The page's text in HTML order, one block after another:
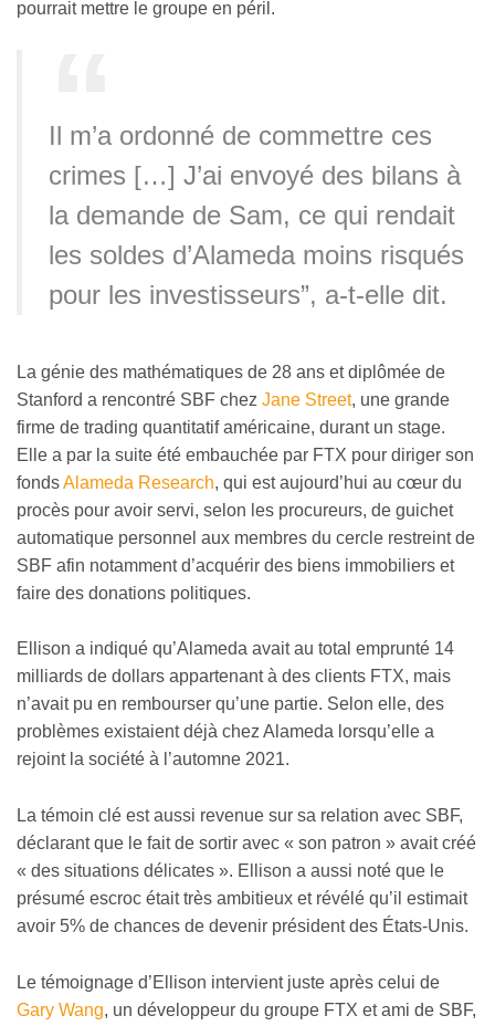
pourrait mettre le groupe en péril.
Il m’a ordonné de commettre ces
crimes […] J’ai envoyé des bilans à
la demande de Sam, ce qui rendait
les soldes d’Alameda moins risqués
pour les investisseurs”, a-t-elle dit.
La génie des mathématiques de 28 ans et diplômée de
Stanford a rencontré SBF chez Jane Street, une grande
firme de trading quantitatif américaine, durant un stage.
Elle a par la suite été embauchée par FTX pour diriger son
fondsAlameda Research, qui est aujourd’hui au cœur du
procès pour avoir servi, selon les procureurs, de guichet
automatique personnel aux membres du cercle restreint de
SBF afin notamment d’acquérir des biens immobiliers et
faire des donations politiques.
Ellison a indiqué qu’Alameda avait au total emprunté 14
milliards de dollars appartenant à des clients FTX, mais
n’avait pu en rembourser qu’une partie. Selon elle, des
problèmes existaient déjà chez Alameda lorsqu’elle a
rejoint la société à l’automne 2021.
La témoin clé est aussi revenue sur sa relation avec SBF,
déclarant que le fait de sortir avec « son patron » avait créé
« des situations délicates ». Ellison a aussi noté que le
présumé escroc était très ambitieux et révélé qu’il estimait
avoir 5% de chances de devenir président des États-Unis.
Le témoignage d’Ellison intervient juste après celui de
Gary Wang, un développeur du groupe FTX et ami de SBF,